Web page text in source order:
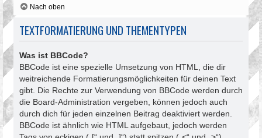
Nach oben
TEXTFORMATIERUNG UND THEMENTYPEN
Was ist BBCode?
BBCode ist eine spezielle Umsetzung von HTML, die dir
weitreichende Formatierungsmöglichkeiten für deinen Text
gibt. Die Rechte zur Verwendung von BBCode werden durch
die Board-Administration vergeben, können jedoch auch
durch dich für jeden einzelnen Beitrag deaktiviert werden.
BBCode ist ähnlich wie HTML aufgebaut, jedoch werden